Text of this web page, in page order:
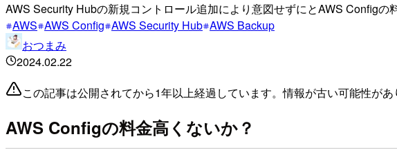
AWS Security Hubの新規コントロール追加により意図せずにとAWS Configの
AWS AWS Config AWS Security Hub AWS Backup
おつまみ
2024.02.22
この記事は公開されてから1年以上経過しています。情報が古い可能性があ
AWS Configの料金高くないか？